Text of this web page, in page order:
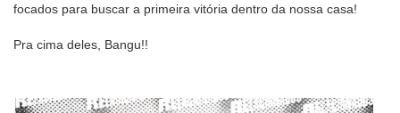
focados para buscar a primeira vitória dentro da nossa casa!
Pra cima deles, Bangu!!